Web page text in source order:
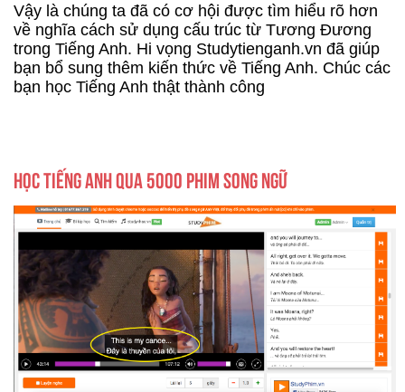
Vậy là chúng ta đã có cơ hội được tìm hiểu rõ hơn
về nghĩa cách sử dụng cấu trúc từ Tương Đương
trong Tiếng Anh. Hi vọng Studytienganh.vn đã giúp
bạn bổ sung thêm kiến thức về Tiếng Anh. Chúc các
bạn học Tiếng Anh thật thành công
HỌC TIẾNG ANH QUA 5000 PHIM SONG NGỮ